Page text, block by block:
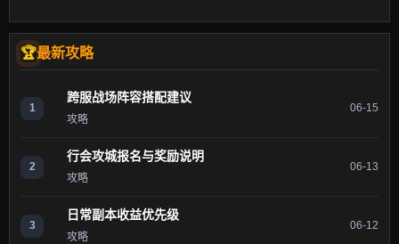
最新攻略
1
跨服战场阵容搭配建议
攻略
06-15
2
行会攻城报名与奖励说明
攻略
06-13
3
日常副本收益优先级
攻略
06-12